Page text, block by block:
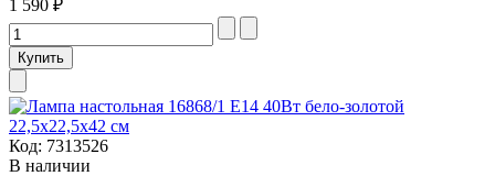
1 590 ₽
Код: 7313526
В наличии